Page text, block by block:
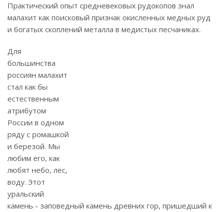
Практический опыт средневековых рудокопов знал
малахит как поисковый признак окисленных медных руд
и богатых скоплений металла в медистых песчаниках.
Для
большинства
россиян малахит
стал как бы
естественным
атрибутом
России в одном
ряду с ромашкой
и березой. Мы
любим его, как
любят небо, лес,
воду. Этот
уральский
камень - заповедный камень древних гор, пришедший к